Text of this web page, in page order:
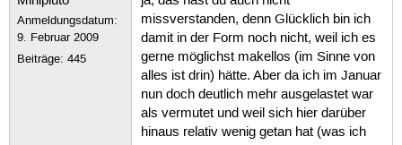
Anmeldungsdatum:
9. Februar 2009
Beiträge:445
missverstanden, denn Glücklich bin ich
damit in der Form noch nicht, weil ich es
gerne möglichst makellos (im Sinne von
alles ist drin) hätte. Aber da ich im Januar
nun doch deutlich mehr ausgelastet war
als vermutet und weil sich hier darüber
hinaus relativ wenig getan hat (was ich